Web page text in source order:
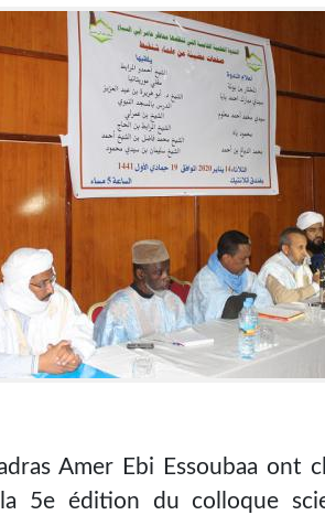
Amer Ebi Essoubaa ont
5e édition du colloque